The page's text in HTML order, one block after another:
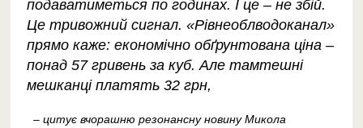
подаватиметься по годинах. І це – не збій.
Це тривожний сигнал. «Рівнеоблводоканал»
прямо каже: економічно обґрунтована ціна –
понад 57 гривень за куб. Але тамтешні
мешканці платять 32 грн,
– цитує вчорашню резонансну новину Микола